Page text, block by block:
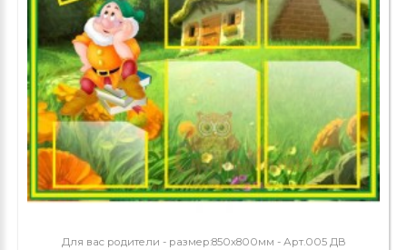
Для вас родители - размер:850х800мм - Арт.005 ДВ